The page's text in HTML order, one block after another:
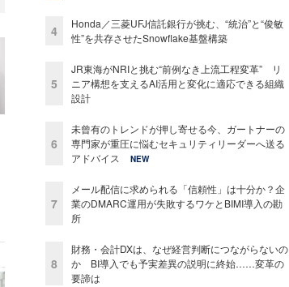
4
Honda／三菱UFJ信託銀行が挑む、“統治”と“俊敏
性”を共存させたSnowflake基盤構築
5
JR東海がNRIと挑む“前例なき上流工程変革” リ
ニア構想を支えるAI活用と変化に適応できる組織
設計
6
未曾有のトレンドが押し寄せる今、ガートナーの
専門家が重圧に悩むセキュリティリーダーへ送る
アドバイス
NEW
7
メール配信に求められる「信頼性」は十分か？企
業のDMARC運用が失敗するワケとBIMI導入の勘
所
8
財務・会計DXは、なぜ経営判断につながらないの
か BI導入でも予実差異の説明に終始……変革の
要諦は